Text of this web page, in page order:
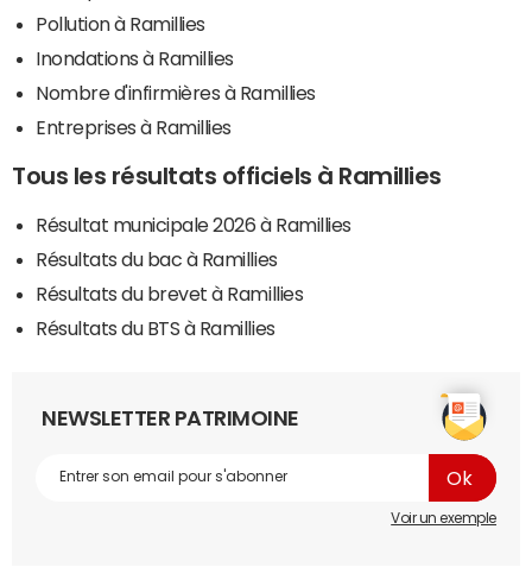
Pollution à Ramillies
Inondations à Ramillies
Nombre d'infirmières à Ramillies
Entreprises à Ramillies
Tous les résultats officiels à Ramillies
Résultat municipale 2026 à Ramillies
Résultats du bac à Ramillies
Résultats du brevet à Ramillies
Résultats du BTS à Ramillies
NEWSLETTER PATRIMOINE
Voir un exemple